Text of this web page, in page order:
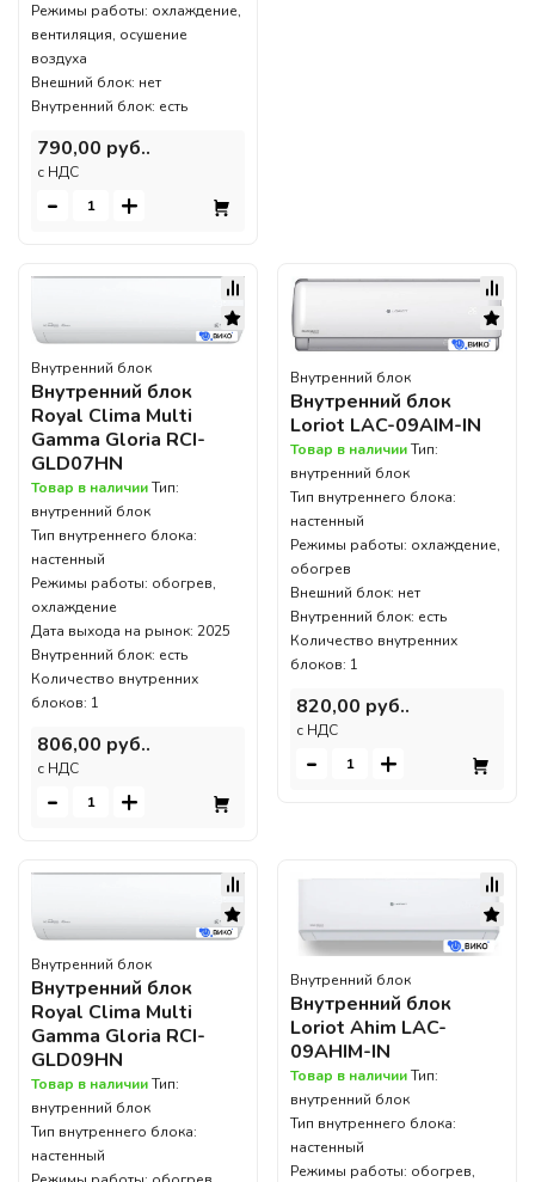
Режимы работы: охлаждение,
вентиляция, осушение
воздуха
Внешний блок: нет
Внутренний блок: есть
790,00 руб..
c НДС
- +
Внутренний блок
Внутренний блок
Royal Clima Multi
Gamma Gloria RCI-
GLD07HN
Товар в наличииТип:
внутренний блок
Тип внутреннего блока:
настенный
Режимы работы: обогрев,
охлаждение
Дата выхода на рынок: 2025
Внутренний блок: есть
Количество внутренних
блоков: 1
806,00 руб..
c НДС
- +
Внутренний блок
Внутренний блок
Loriot LAC-09AIM-IN
Товар в наличииТип:
внутренний блок
Тип внутреннего блока:
настенный
Режимы работы: охлаждение,
обогрев
Внешний блок: нет
Внутренний блок: есть
Количество внутренних
блоков: 1
820,00 руб..
c НДС
- +
Внутренний блок
Внутренний блок
Royal Clima Multi
Gamma Gloria RCI-
GLD09HN
Товар в наличииТип:
внутренний блок
Тип внутреннего блока:
настенный
Внутренний блок
Внутренний блок
Loriot Ahim LAC-
09AHIM-IN
Товар в наличииТип:
внутренний блок
Тип внутреннего блока:
настенный
Режимы работы: обогрев,